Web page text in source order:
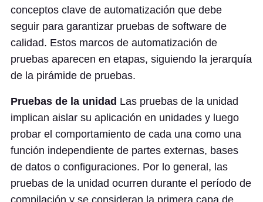
conceptos clave de automatización que debe
seguir para garantizar pruebas de software de
calidad. Estos marcos de automatización de
pruebas aparecen en etapas, siguiendo la jerarquía
de la pirámide de pruebas.
Pruebas de la unidad Las pruebas de la unidad
implican aislar su aplicación en unidades y luego
probar el comportamiento de cada una como una
función independiente de partes externas, bases
de datos o configuraciones. Por lo general, las
pruebas de la unidad ocurren durante el período de
compilación y se consideran la primera capa de